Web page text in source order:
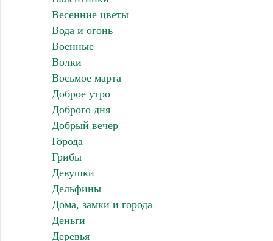
Весенние цветы
Вода и огонь
Военные
Волки
Восьмое марта
Доброе утро
Доброго дня
Добрый вечер
Города
Грибы
Девушки
Дельфины
Дома, замки и города
Деньги
Деревья